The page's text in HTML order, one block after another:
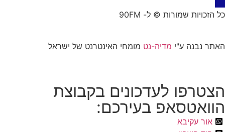
כל הזכויות שמורות © ל- 90FM
האתר נבנה ע"י מדיה-נט מומחי האינטרנט של ישראל
הצטרפו לעדכונים בקבוצת
הוואטסאפ בעירכם:
אור עקיבא